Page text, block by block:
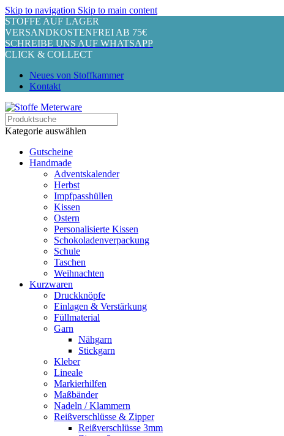
Skip to navigation Skip to main content
STOFFE AUF LAGER
VERSANDKOSTENFREI AB 75€
SCHREIBE UNS AUF WHATSAPP
CLICK & COLLECT
Neues von Stoffkammer
Kontakt
Kategorie auswählen
Gutscheine
Handmade
Adventskalender
Herbst
Impfpasshüllen
Kissen
Ostern
Personalisierte Kissen
Schokoladenverpackung
Schule
Taschen
Weihnachten
Kurzwaren
Druckknöpfe
Einlagen & Verstärkung
Füllmaterial
Garn
Nähgarn
Stickgarn
Kleber
Lineale
Markierhilfen
Maßbänder
Nadeln / Klammern
Reißverschlüsse & Zipper
Reißverschlüsse 3mm